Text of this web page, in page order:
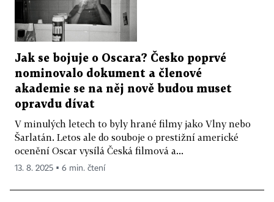
Jak se bojuje o Oscara? Česko poprvé
nominovalo dokument a členové
akademie se na něj nově budou muset
opravdu dívat
V minulých letech to byly hrané filmy jako Vlny nebo
Šarlatán. Letos ale do souboje o prestižní americké
ocenění Oscar vysílá Česká filmová a...
13. 8. 2025 ▪ 6 min. čtení